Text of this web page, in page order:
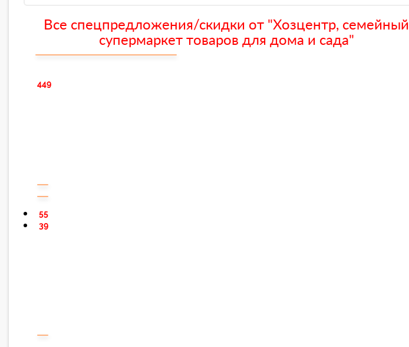
Все спецпредложения/скидки от "Хозцентр, семейный
супермаркет товаров для дома и сада"
449
55
39